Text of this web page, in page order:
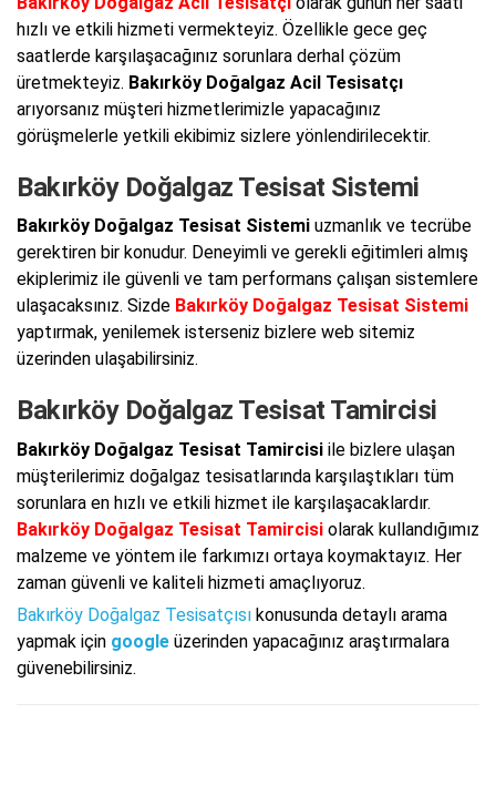
hızlı ve etkili hizmeti vermekteyiz. Özellikle gece geç
saatlerde karşılaşacağınız sorunlara derhal çözüm
üretmekteyiz. Bakırköy Doğalgaz Acil Tesisatçı
arıyorsanız müşteri hizmetlerimizle yapacağınız
görüşmelerle yetkili ekibimiz sizlere yönlendirilecektir.
Bakırköy Doğalgaz Tesisat Sistemi
Bakırköy Doğalgaz Tesisat Sistemi uzmanlık ve tecrübe
gerektiren bir konudur. Deneyimli ve gerekli eğitimleri almış
ekiplerimiz ile güvenli ve tam performans çalışan sistemlere
ulaşacaksınız. Sizde Bakırköy Doğalgaz Tesisat Sistemi
yaptırmak, yenilemek isterseniz bizlere web sitemiz
üzerinden ulaşabilirsiniz.
Bakırköy Doğalgaz Tesisat Tamircisi
Bakırköy Doğalgaz Tesisat Tamircisi ile bizlere ulaşan
müşterilerimiz doğalgaz tesisatlarında karşılaştıkları tüm
sorunlara en hızlı ve etkili hizmet ile karşılaşacaklardır.
Bakırköy Doğalgaz Tesisat Tamircisi olarak kullandığımız
malzeme ve yöntem ile farkımızı ortaya koymaktayız. Her
zaman güvenli ve kaliteli hizmeti amaçlıyoruz.
Bakırköy Doğalgaz Tesisatçısı konusunda detaylı arama
yapmak için google üzerinden yapacağınız araştırmalara
güvenebilirsiniz.